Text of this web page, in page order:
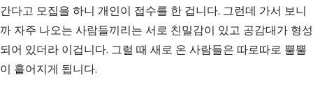
간다고 모집을 하니 개인이 접수를 한 겁니다. 그런데 가서 보니
까 자주 나오는 사람들끼리는 서로 친밀감이 있고 공감대가 형성
되어 있더라 이겁니다. 그럴 때 새로 온 사람들은 따로따로 뿔뿔
이 흩어지게 됩니다.